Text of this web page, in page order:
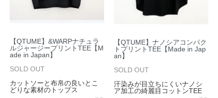
【QTUME】&WARPナチュラ
ルジャージープリントTEE【M
ade in Japan】
SOLD OUT
カットソーと布帛の良いとこ
どりな素材のトップス
【QTUME】ナノシアコンパク
トプリントTEE【Made in Jap
an】
SOLD OUT
汗染みが目立ちにくいナノシ
ア加工の綺麗目コットンTEE